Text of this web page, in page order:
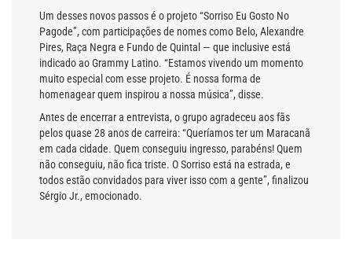
Um desses novos passos é o projeto “Sorriso Eu Gosto No
Pagode”, com participações de nomes como Belo, Alexandre
Pires, Raça Negra e Fundo de Quintal — que inclusive está
indicado ao Grammy Latino. “Estamos vivendo um momento
muito especial com esse projeto. É nossa forma de
homenagear quem inspirou a nossa música”, disse.
Antes de encerrar a entrevista, o grupo agradeceu aos fãs
pelos quase 28 anos de carreira: “Queríamos ter um Maracanã
em cada cidade. Quem conseguiu ingresso, parabéns! Quem
não conseguiu, não fica triste. O Sorriso está na estrada, e
todos estão convidados para viver isso com a gente”, finalizou
Sérgio Jr., emocionado.